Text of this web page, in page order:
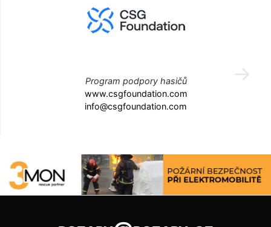
Program podpory hasičů
www.csgfoundation.com
info@csgfoundation.com